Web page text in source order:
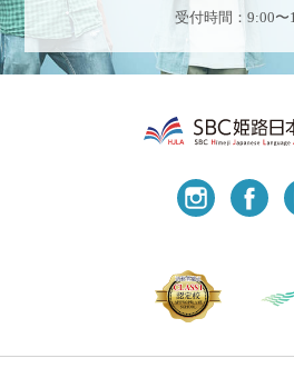
受付時間：9:00〜